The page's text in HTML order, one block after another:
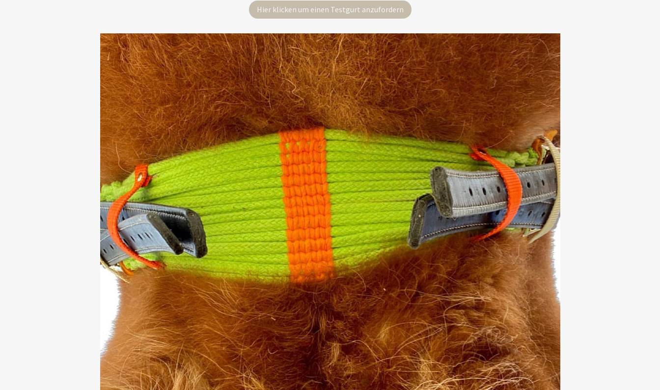
Hier klicken um einen Testgurt anzufordern